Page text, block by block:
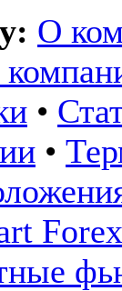
О
•
•
Forex